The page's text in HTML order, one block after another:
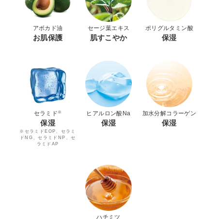
アボカド油
お肌保護
セージ葉エキス
肌すこやか
ポリグルタミン酸
保湿
セラミド ※
保湿
※セラミドEOP、セラミ
ドNG、セラミドNP、セ
ラミドAP
ヒアルロン酸Na
保湿
加水分解コラーゲン
保湿
ハチミツ